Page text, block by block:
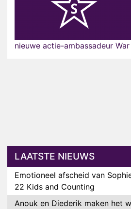
nieuwe actie-ambassadeur
LAATSTE NIEUWS
Emotioneel afscheid van
22 Kids and Counting
Anouk en Diederik maken het